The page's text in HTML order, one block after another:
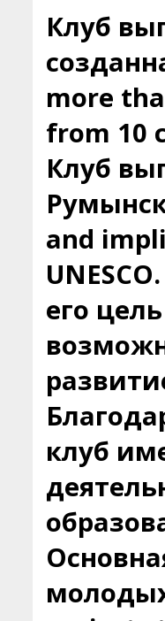
Клуб
more
from 10
Клуб
and
его
клуб